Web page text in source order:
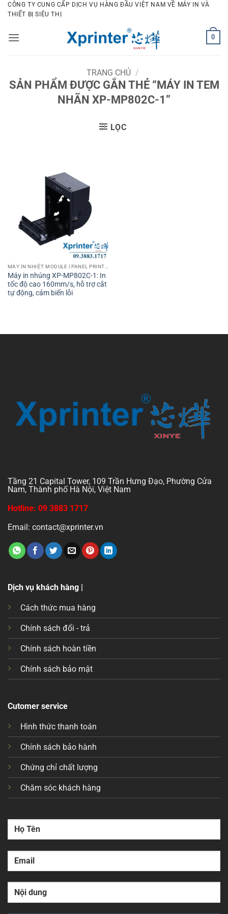
Bỏ
qua
dung
CÔNG TY CUNG CẤP DỊCH VỤ HÀNG ĐẦU VIỆT NAM VỀ MÁY IN VÀ
THIẾT BỊ SIÊU THỊ
0
TRANG CHỦ /
SẢN PHẨM ĐƯỢC GẮN THẺ “MÁY IN TEM
NHÃN XP-MP802C-1”
LỌC
Máy in nhúng XP-MP802C-1: In
tốc độ cao 160mm/s, hỗ trợ cắt
tự động, cảm biến lỗi
Tầng 21 Capital Tower, 109 Trần Hưng Đạo, Phường Cửa
Nam, Thành phố Hà Nội, Việt Nam
Hotline: 09 3883 1717
Email: contact@xprinter.vn
Dịch vụ khách hàng |
Cách thức mua hàng
Chính sách đổi - trả
Chính sách hoàn tiền
Chính sách bảo mật
Cutomer service
Hình thức thanh toán
Chính sách bảo hành
Chứng chỉ chất lượng
Chăm sóc khách hàng